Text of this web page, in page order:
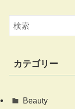
カテゴリー
Beauty